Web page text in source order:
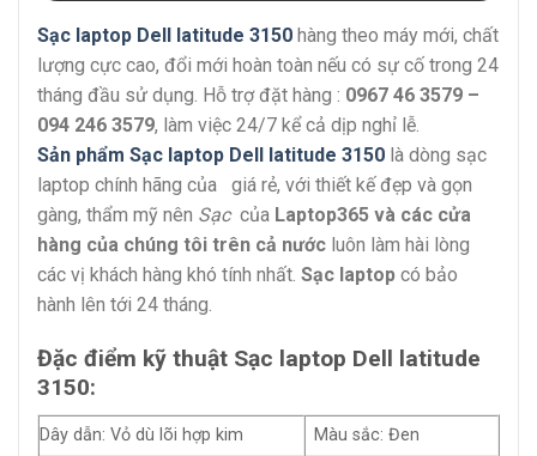
Sạc laptop Dell latitude 3150 hàng theo máy mới, chất
lượng cực cao, đổi mới hoàn toàn nếu có sự cố trong 24
tháng đầu sử dụng. Hỗ trợ đặt hàng : 0967 46 3579 –
094 246 3579, làm việc 24/7 kể cả dịp nghỉ lễ.
Sản phẩm Sạc laptop Dell latitude 3150 là dòng sạc
laptop chính hãng của giá rẻ, với thiết kế đẹp và gọn
gàng, thẩm mỹ nên Sạc của Laptop365 và các cửa
hàng của chúng tôi trên cả nước luôn làm hài lòng
các vị khách hàng khó tính nhất. Sạc laptop có bảo
hành lên tới 24 tháng.
Đặc điểm kỹ thuật Sạc laptop Dell latitude
3150:
Dây dẫn: Vỏ dù lõi hợp kim
Màu sắc: Đen